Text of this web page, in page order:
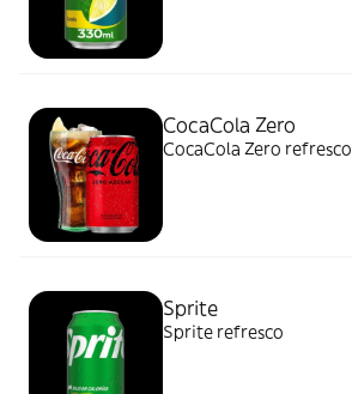
CocaCola Zero
CocaCola Zero refresco
Sprite
Sprite refresco